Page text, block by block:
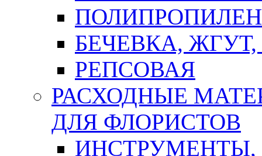
БЕЧЕВКА,
РЕПСОВАЯ
РАСХОДНЫЕ
ДЛЯ ФЛОРИСТОВ
ИНСТРУМЕНТЫ,